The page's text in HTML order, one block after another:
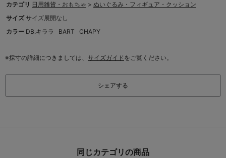
カテゴリ 日用雑貨・おもちゃ > ぬいぐるみ・フィギュア・クッション
サイズ サイズ展開なし
カラー DB.キララ BART CHAPY
※採寸の詳細につきましては、 サイズガイドをご覧ください。
シェアする
同じカテゴリの商品